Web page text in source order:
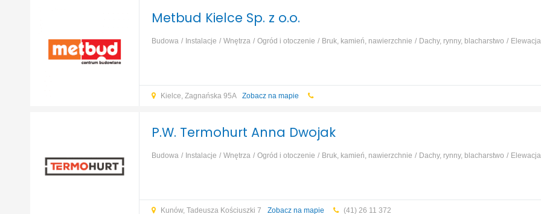
Metbud Kielce Sp. z o.o.
Budowa Instalacje Wnętrza Ogród i otoczenie Bruk, kamień, nawierzchnie Dachy, rynny, blacharstwo
Kielce, Zagnańska 95A Zobacz na mapie
P.W. Termohurt Anna Dwojak
Budowa Instalacje Wnętrza Ogród i otoczenie Bruk, kamień, nawierzchnie Dachy, rynny, blacharstwo
Kunów, Tadeusza Kościuszki 7 Zobacz na mapie (41) 26 11 372